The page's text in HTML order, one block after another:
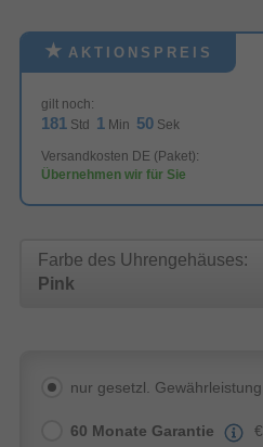
AKTIONSPREIS
gilt noch:
181 Std 1 Min 49 Sek
Versandkosten DE (Paket):
Übernehmen wir für Sie
Farbe des Uhrengehäuses:
Pink
nur gesetzl. Gewährleistung
60 Monate Garantie €